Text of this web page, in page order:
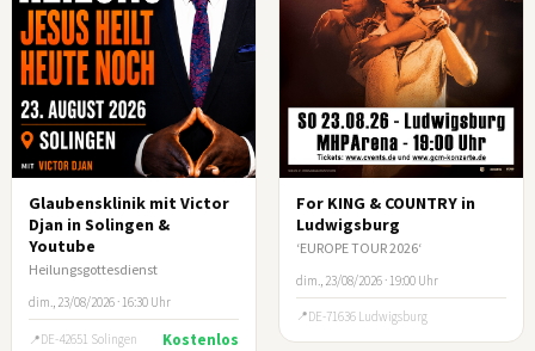
Glaubensklinik mit Victor
Djan in Solingen &
Youtube
Heilungsgottesdienst
dim., 23/08/2026 · 16:30 Uhr
DE-42651 Solingen Kostenlos
For KING & COUNTRY in
Ludwigsburg
‘EUROPE TOUR 2026‘
dim., 23/08/2026 · 19:00 Uhr
DE-71636 Ludwigsburg